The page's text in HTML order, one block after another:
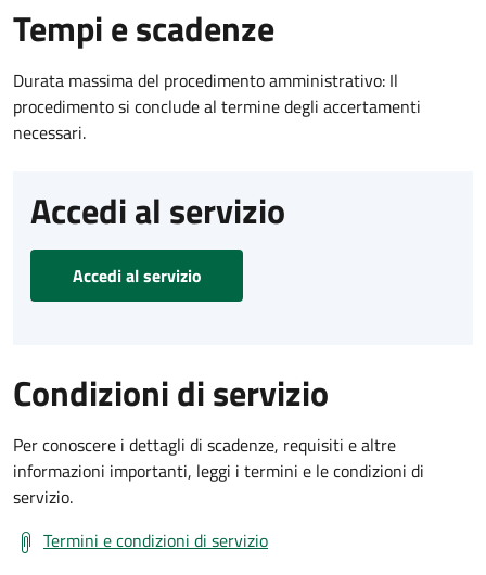
Tempi e scadenze
Durata massima del procedimento amministrativo: Il
procedimento si conclude al termine degli accertamenti
necessari.
Accedi al servizio
Accedi al servizio
Condizioni di servizio
Per conoscere i dettagli di scadenze, requisiti e altre
informazioni importanti, leggi i termini e le condizioni di
servizio.
Termini e condizioni di servizio